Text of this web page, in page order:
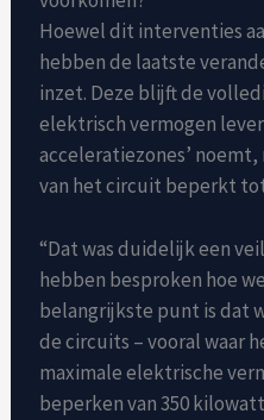
Hoewel dit interventies
hebben de laatste
inzet. Deze blijft de
elektrisch vermogen
acceleratiezones’
van het circuit beperkt
“Dat was duidelijk een
hebben besproken hoe
belangrijkste punt is dat
de circuits – vooral waar
maximale elektrische
beperken van 350